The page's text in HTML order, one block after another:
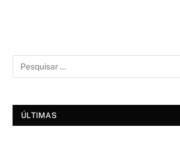
ÚLTIMAS